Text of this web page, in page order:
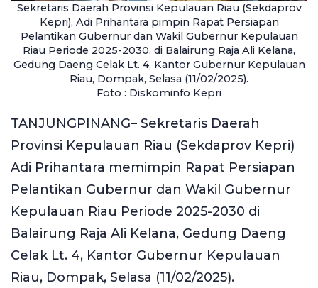
Sekretaris Daerah Provinsi Kepulauan Riau (Sekdaprov
Kepri), Adi Prihantara pimpin Rapat Persiapan
Pelantikan Gubernur dan Wakil Gubernur Kepulauan
Riau Periode 2025-2030, di Balairung Raja Ali Kelana,
Gedung Daeng Celak Lt. 4, Kantor Gubernur Kepulauan
Riau, Dompak, Selasa (11/02/2025).
Foto : Diskominfo Kepri
TANJUNGPINANG– Sekretaris Daerah
Provinsi Kepulauan Riau (Sekdaprov Kepri)
Adi Prihantara memimpin Rapat Persiapan
Pelantikan Gubernur dan Wakil Gubernur
Kepulauan Riau Periode 2025-2030 di
Balairung Raja Ali Kelana, Gedung Daeng
Celak Lt. 4, Kantor Gubernur Kepulauan
Riau, Dompak, Selasa (11/02/2025).